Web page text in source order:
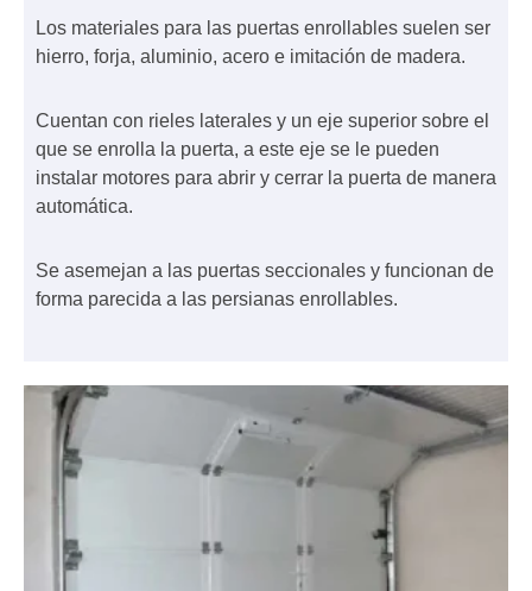
Los materiales para las puertas enrollables suelen ser
hierro, forja, aluminio, acero e imitación de madera.
Cuentan con rieles laterales y un eje superior sobre el
que se enrolla la puerta, a este eje se le pueden
instalar motores para abrir y cerrar la puerta de manera
automática.
Se asemejan a las puertas seccionales y funcionan de
forma parecida a las persianas enrollables.